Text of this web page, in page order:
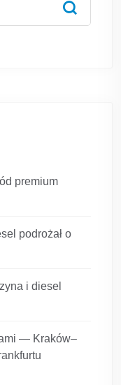
premium
podrożał o
i diesel
— Kraków–